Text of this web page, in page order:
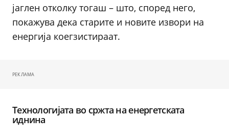
јаглен отколку тогаш – што, според него,
покажува дека старите и новите извори на
енергија коегзистираат.
РЕКЛАМА
Технологијата во сржта на енергетската
иднина